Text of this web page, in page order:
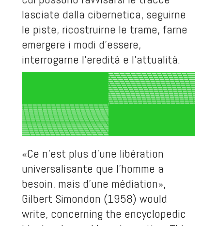
lasciate dalla cibernetica, seguirne
le piste, ricostruirne le trame, farne
emergere i modi d’essere,
interrogarne l’eredità e l’attualità.
«Ce n’est plus d’une libération
universalisante que l’homme a
besoin, mais d’une médiation»,
Gilbert Simondon (1958) would
write, concerning the encyclopedic